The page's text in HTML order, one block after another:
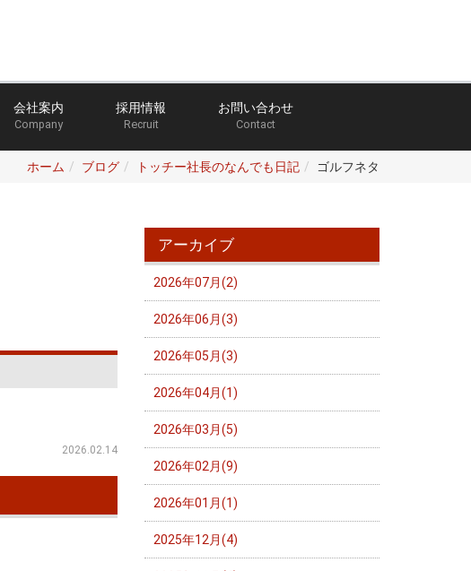
会社案内
Company
採用情報
Recruit
お問い合わせ
Contact
ホーム ブログ トッチー社長のなんでも日記 ゴルフネタ
2026.02.14
アーカイブ
2026年07月(2)
2026年06月(3)
2026年05月(3)
2026年04月(1)
2026年03月(5)
2026年02月(9)
2026年01月(1)
2025年12月(4)